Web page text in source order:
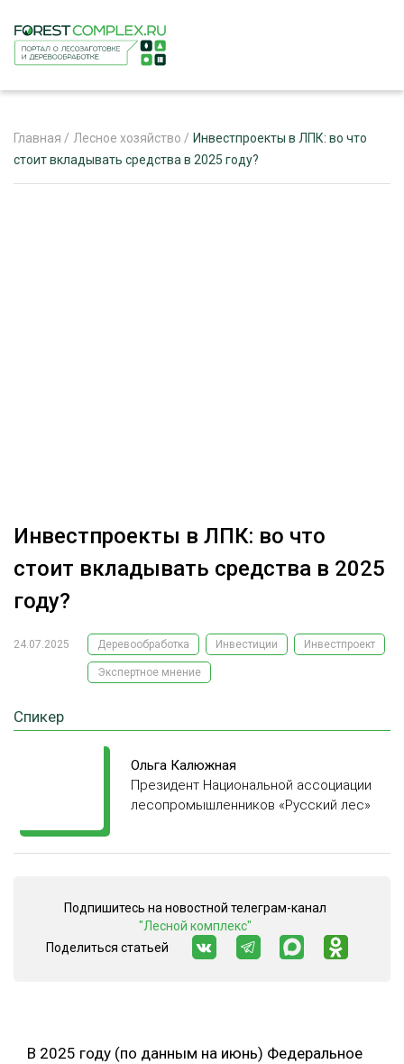
ЛЕСОВОССТАНОВЛЕНИЕ И ЗАЩИТА
ПРОИЗВОДСТВО ДРЕВЕСНЫХ ПЛИТ
КОМПЛЕКСНАЯ ПЕРЕРАБОТКА
БЕЗОПАСНОЕ ПРОИЗВОДСТВО
СОРТИРОВКА ДРЕВЕСИНЫ
СУШКА ДРЕВЕСИНЫ
ПОДБОРКИ СТАТЕЙ
Главная / Лесное хозяйство / Инвестпроекты в ЛПК: во что
стоит вкладывать средства в 2025 году?
Инвестпроекты в ЛПК: во что
стоит вкладывать средства в 2025
году?
24.07.2025 Деревообработка Инвестиции Инвестпроект
Экспертное мнение
Спикер
Ольга Калюжная
Президент Национальной ассоциации
лесопромышленников «Русский лес»
В 2025 году (по данным на июнь) Федеральное
Подпишитесь на новостной телеграм-канал
"Лесной комплекс"
Поделиться статьей